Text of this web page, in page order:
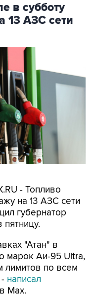
в субботу
13 АЗС сети
- Топливо
на 13 АЗС сети
губернатор
"Атан" в
марок Аи-95 Ultra,
по всем
написал
Max.